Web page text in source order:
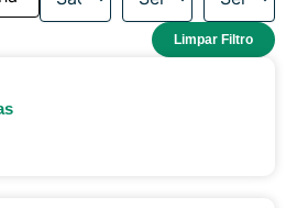
Limpar Filtro